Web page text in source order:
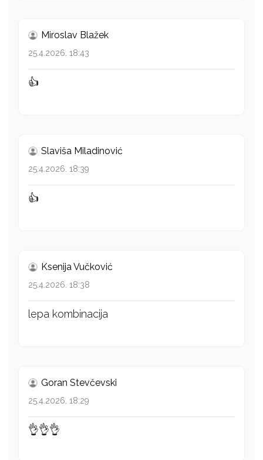
Miroslav Blažek
25.4.2026. 18:43
👍
Slaviša Miladinović
25.4.2026. 18:39
👍
Ksenija Vučković
25.4.2026. 18:38
lepa kombinacija
Goran Stevčevski
25.4.2026. 18:29
👌👌👌